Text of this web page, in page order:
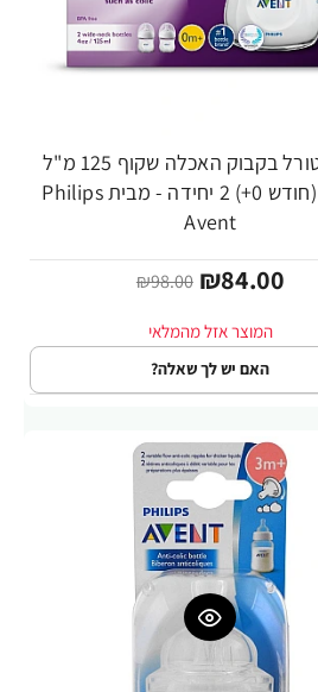
אוונט נטורל בקבוק האכלה שקוף 125 מ"ל
ליחידה (חודש 0+) 2 יחידה - מבית Philips
Avent
₪84.00
₪98.00
האם יש לך שאלה?